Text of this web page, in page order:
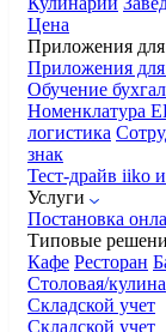
Цена
Приложения
Приложения
Обучение
Номенклатура
логистика
знак
Тест-драйв iiko
Услуги
Постановка
Типовые
Кафе Ресторан
Столовая/
Складской учет
Складской учет